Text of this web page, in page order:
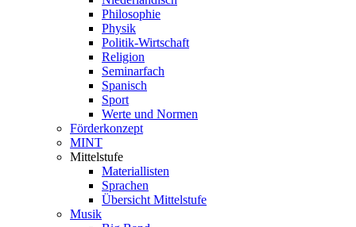
Philosophie
Physik
Politik-Wirtschaft
Religion
Seminarfach
Spanisch
Sport
Werte und Normen
Förderkonzept
MINT
Mittelstufe
Materiallisten
Sprachen
Übersicht Mittelstufe
Musik